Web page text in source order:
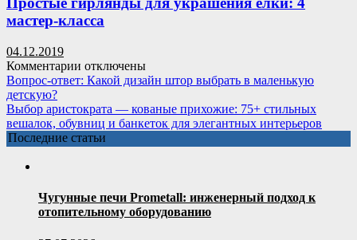
плитка
для
фото):
плюсы
минусы,
особенности
укладки
мастер-класса
04.12.2019
Комментарии к
записи
гирлянды
для
украшения
елки:
класса
отключены
Вопрос-ответ: Какой дизайн штор выбрать в маленькую
детскую?
Выбор аристократа — кованые прихожие: 75+ стильных
вешалок, обувниц и банкеток для элегантных интерьеров
Последние статьи
Чугунные печи Prometall: инженерный подход к
отопительному оборудованию